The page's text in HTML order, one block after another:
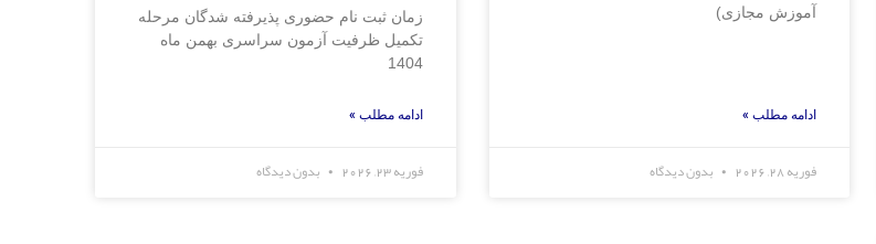
آموزش مجازی)
ادامه مطلب »
فوریه 28, 2026 بدون دیدگاه
زمان ثبت نام حضوری پذیرفته شدگان مرحله
تکمیل ظرفیت آزمون سراسری بهمن ماه
1404
ادامه مطلب »
فوریه 23, 2026 بدون دیدگاه